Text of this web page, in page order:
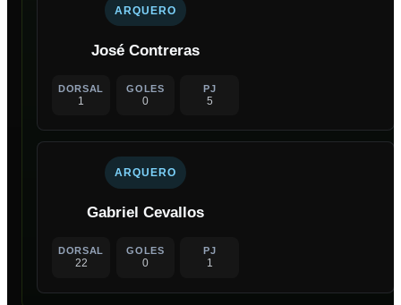
ARQUERO
José Contreras
DORSAL
1
GOLES
0
PJ
5
ARQUERO
Gabriel Cevallos
DORSAL
22
GOLES
0
PJ
1